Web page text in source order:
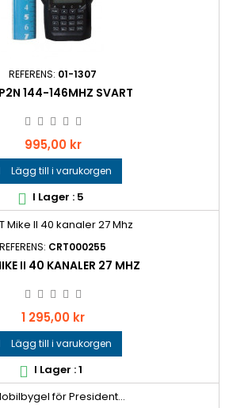
REFERENS: 01-1307
144-146MHZ SVART
Pris
995,00 kr
Lägg till i varukorgen
 I Lager : 5
REFERENS: CRT000255
II 40 KANALER 27 MHZ
Pris
1 295,00 kr
Lägg till i varukorgen
 I Lager : 1